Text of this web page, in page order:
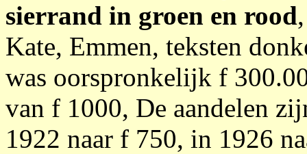
sierrand in groen en rood
Kate, Emmen, teksten
was oorspronkelijk f
van f 1000, De aandelen
1922 naar f 750, in 1926